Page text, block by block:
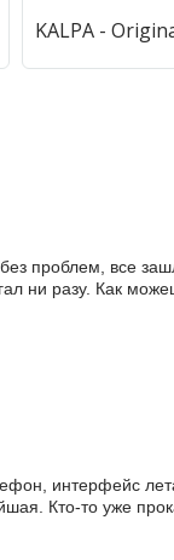
проблем, все
ни разу. Как
интерфейс
Кто-то уже